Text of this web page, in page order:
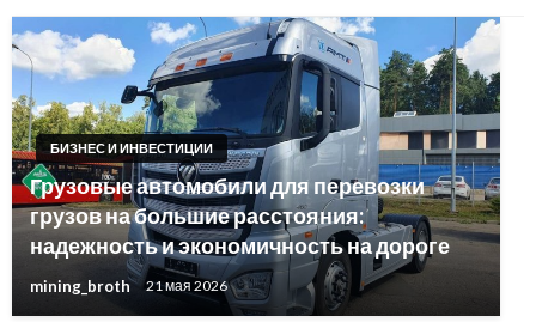
БИЗНЕС И ИНВЕСТИЦИИ
Грузовые автомобили для перевозки
грузов на большие расстояния:
надежность и экономичность на дороге
mining_broth 21 мая 2026